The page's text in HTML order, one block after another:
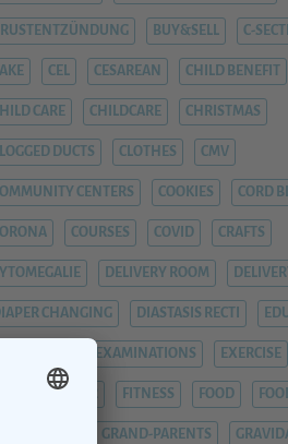
BUY&SELL C-
CEL CESAREAN CHILD BENEFIT
CARE CHILDCARE CHRISTMAS
DUCTS CLOTHES CMV
CENTERS COOKIES CORD
COURSES COVID CRAFTS
DELIVERY ROOM
CHANGING DIASTASIS RECTI
EXAMINATIONS EXERCISE
FIEBER FITNESS FOOD
GRAND-PARENTS